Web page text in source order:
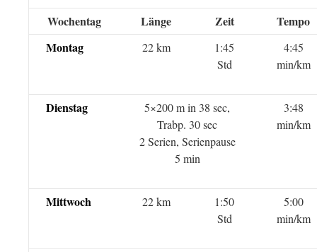
Wochentag
Länge Zeit
Tempo
Montag
22 km
1:45
Std
4:45
min/km
Dienstag
5×200 m in 38 sec,
Trabp. 30 sec
2 Serien, Serienpause
5 min
3:48
min/km
Mittwoch 22 km
1:50
Std
5:00
min/km